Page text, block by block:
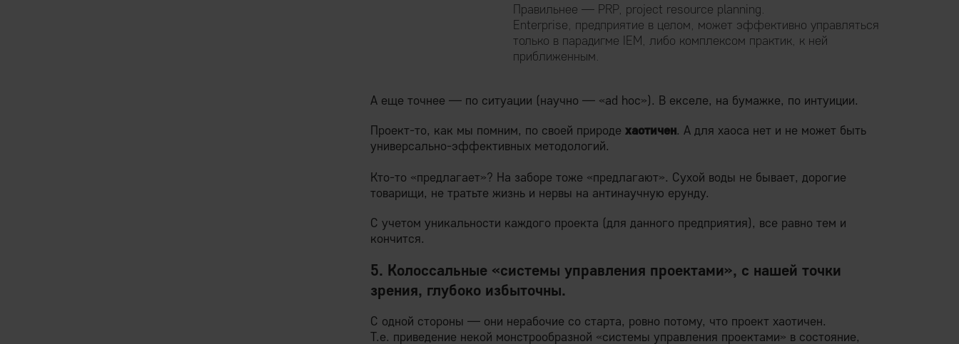
Правильнее — PRP, project resource planning.
Enterprise, предприятие в целом, может эффективно управляться
только в парадигме IEM, либо комплексом практик, к ней
приближенным.
А еще точнее — по ситуации (научно — «ad hoc»). В екселе, на бумажке, по интуиции.
Проект-то, как мы помним, по своей природе хаотичен. А для хаоса нет и не может быть
универсально-эффективных методологий.
Кто-то «предлагает»? На заборе тоже «предлагают». Сухой воды не бывает, дорогие
товарищи, не тратьте жизнь и нервы на антинаучную ерунду.
С учетом уникальности каждого проекта (для данного предприятия), все равно тем и
кончится.
5. Колоссальные «системы управления проектами», с нашей точки
зрения, глубоко избыточны.
С одной стороны — они нерабочие со старта, ровно потому, что проект хаотичен.
Т.е. приведение некой монстрообразной «системы управления проектами» в состояние,